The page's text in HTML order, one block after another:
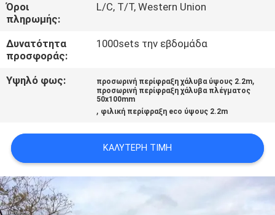
ΖΗΤΉΣΤΕ
ΈΝΑ
ΑΠΌΣΠΑΣΜΑ
Όροι
πληρωμής:
L/C, T/T, Western Union
Δυνατότητα
προσφοράς:
1000sets την εβδομάδα
Υψηλό φως: προσωρινή περίφραξη χάλυβα ύψους 2.2m,
προσωρινή περίφραξη χάλυβα πλέγματος
50x100mm
, φιλική περίφραξη eco ύψους 2.2m
ΚΑΛΎΤΕΡΗ ΤΙΜΉ